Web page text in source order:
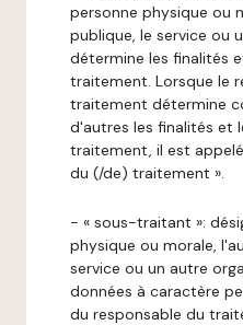
personne physique ou
publique, le service ou
détermine les finalités
traitement. Lorsque le
traitement détermine
d'autres les finalités et
traitement, il est
du (/de) traitement ».
- « sous-traitant »:
physique ou morale,
service ou un autre
données à caractère
du responsable du